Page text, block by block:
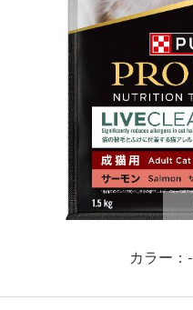
カラー：-